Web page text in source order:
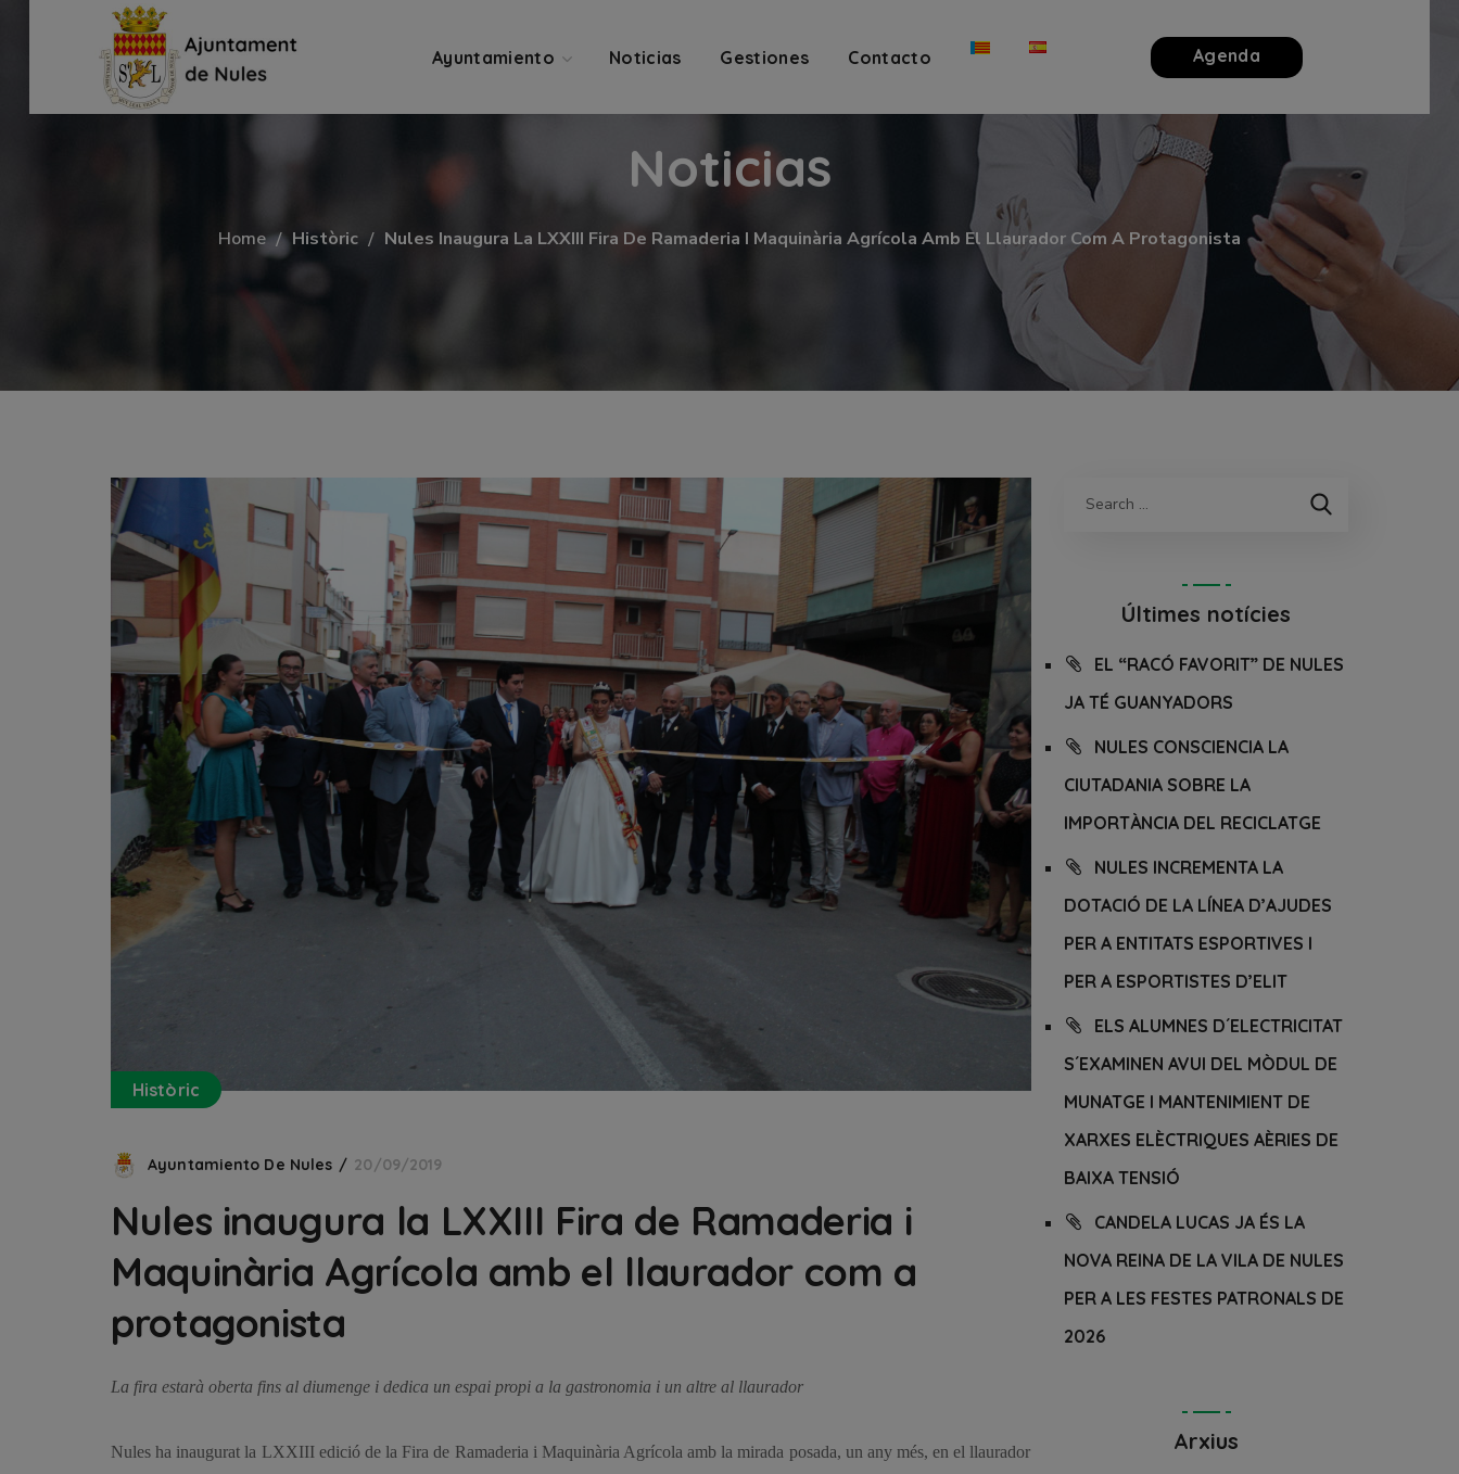
Ayuntamiento Noticias Gestiones Contacto Agenda
Noticias
Home Històric Nules Inaugura La LXXIII Fira De Ramaderia I Maquinària Agrícola Amb El Llaurador Com A Protagonista
Històric
Ayuntamiento De Nules 20/09/2019
Nules inaugura la LXXIII Fira de Ramaderia i
Maquinària Agrícola amb el llaurador com a
protagonista
La fira estarà oberta fins al diumenge i dedica un espai propi a la gastronomia i un altre al llaurador
Nules ha inaugurat la LXXIII edició de la Fira de Ramaderia i Maquinària Agrícola amb la mirada posada, un any més, en el llaurador
Últimes notícies
EL “RACÓ FAVORIT” DE NULES
JA TÉ GUANYADORS
NULES CONSCIENCIA LA
CIUTADANIA SOBRE LA
IMPORTÀNCIA DEL RECICLATGE
NULES INCREMENTA LA
DOTACIÓ DE LA LÍNEA D’AJUDES
PER A ENTITATS ESPORTIVES I
PER A ESPORTISTES D’ELIT
ELS ALUMNES D´ELECTRICITAT
S´EXAMINEN AVUI DEL MÒDUL DE
MUNATGE I MANTENIMIENT DE
XARXES ELÈCTRIQUES AÈRIES DE
BAIXA TENSIÓ
CANDELA LUCAS JA ÉS LA
NOVA REINA DE LA VILA DE NULES
PER A LES FESTES PATRONALS DE
2026
Arxius